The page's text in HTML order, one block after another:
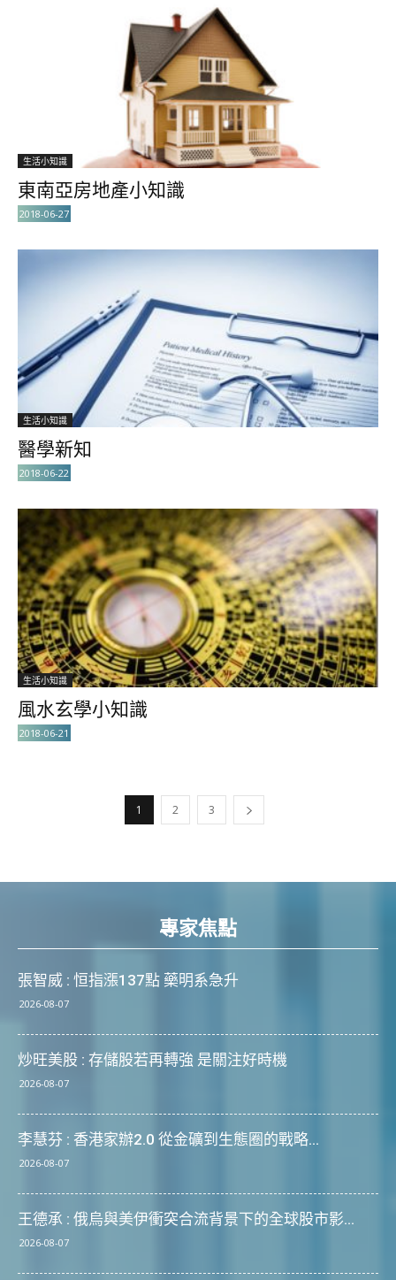
生活小知識
東南亞房地產小知識
2018-06-27
生活小知識
醫學新知
2018-06-22
生活小知識
風水玄學小知識
2018-06-21
1 2 3
專家焦點
張智威 : 恒指漲137點 藥明系急升
2026-08-07
炒旺美股 : 存儲股若再轉強 是關注好時機
2026-08-07
李慧芬 : 香港家辦2.0 從金礦到生態圈的戰略...
2026-08-07
王德承 : 俄烏與美伊衝突合流背景下的全球股市影...
2026-08-07